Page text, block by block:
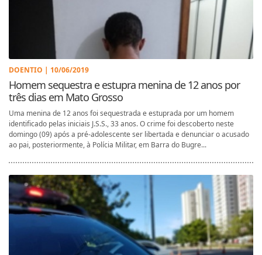
DOENTIO | 10/06/2019
Homem sequestra e estupra menina de 12 anos por
três dias em Mato Grosso
Uma menina de 12 anos foi sequestrada e estuprada por um homem
identificado pelas iniciais J.S.S., 33 anos. O crime foi descoberto neste
domingo (09) após a pré-adolescente ser libertada e denunciar o acusado
ao pai, posteriormente, à Polícia Militar, em Barra do Bugre...